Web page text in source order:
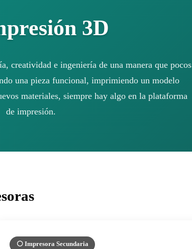
3D
creatividad e ingeniería de una manera que pocos
una pieza funcional, imprimiendo un modelo
materiales, siempre hay algo en la plataforma
de impresión.
⚪ Impresora Secundaria